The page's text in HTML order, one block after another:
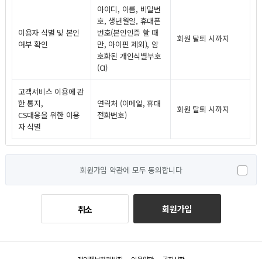
이용자 식별 및 본인
여부 확인
아이디, 이름, 비밀번
호, 생년월일, 휴대폰
번호(본인인증 할 때
만, 아이핀 제외), 암
호화된 개인식별부호
(CI)
회원 탈퇴 시까지
고객서비스 이용에 관
한 통지,
CS대응을 위한 이용
자 식별
연락처 (이메일, 휴대
전화번호)
회원 탈퇴 시까지
회원가입 약관에 모두 동의합니다
취소 회원가입